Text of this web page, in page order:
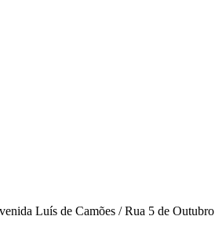
Luís de Camões / Rua 5 de Outubro